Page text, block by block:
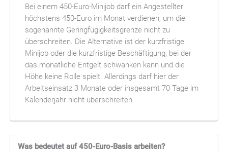
Bei einem 450-Euro-Minijob darf ein Angestellter
höchstens 450-Euro im Monat verdienen, um die
sogenannte Geringfügigkeitsgrenze nicht zu
überschreiten. Die Alternative ist der kurzfristige
Minijob oder die kurzfristige Beschäftigung, bei der
das monatliche Entgelt schwanken kann und die
Höhe keine Rolle spielt. Allerdings darf hier der
Arbeitseinsatz 3 Monate oder insgesamt 70 Tage im
Kalenderjahr nicht überschreiten.
Was bedeutet auf 450-Euro-Basis arbeiten?